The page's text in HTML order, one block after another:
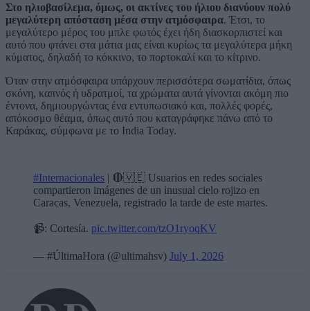
Στο ηλιοβασίλεμα, όμως, οι ακτίνες του ήλιου διανύουν πολύ
μεγαλύτερη απόσταση μέσα στην ατμόσφαιρα. Έτσι, το
μεγαλύτερο μέρος του μπλε φωτός έχει ήδη διασκορπιστεί και
αυτό που φτάνει στα μάτια μας είναι κυρίως τα μεγαλύτερα μήκη
κύματος, δηλαδή το κόκκινο, το πορτοκαλί και το κίτρινο.
Όταν στην ατμόσφαιρα υπάρχουν περισσότερα σωματίδια, όπως
σκόνη, καπνός ή υδρατμοί, τα χρώματα αυτά γίνονται ακόμη πιο
έντονα, δημιουργώντας ένα εντυπωσιακό και, πολλές φορές,
απόκοσμο θέαμα, όπως αυτό που καταγράφηκε πάνω από το
Καράκας, σύμφωνα με το India Today.
#Internacionales | 🔴🇻🇪 Usuarios en redes sociales
compartieron imágenes de un inusual cielo rojizo en
Caracas, Venezuela, registrado la tarde de este martes.
📹: Cortesía. pic.twitter.com/tzO1ryoqKV
— #ÚltimaHora (@ultimahsv) July 1, 2026